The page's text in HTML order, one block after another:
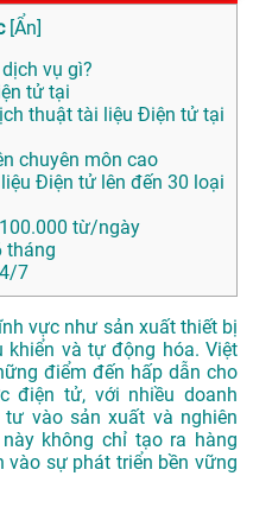
[Ẩn]
vụ gì?
tử tại
thuật tài liệu Điện tử tại
chuyên môn cao
Điện tử lên đến 30 loại
từ/ngày
tháng
7
vực như sản xuất thiết bị
khiển và tự động hóa. Việt
điểm đến hấp dẫn cho
điện tử, với nhiều doanh
vào sản xuất và nghiên
không chỉ tạo ra hàng
vào sự phát triển bền vững